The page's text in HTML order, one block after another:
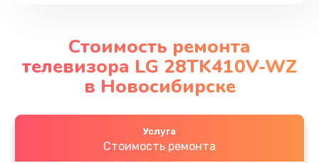
Стоимость ремонта
телевизора LG 28TK410V-WZ
в Новосибирске
Услуга
Стоимость ремонта